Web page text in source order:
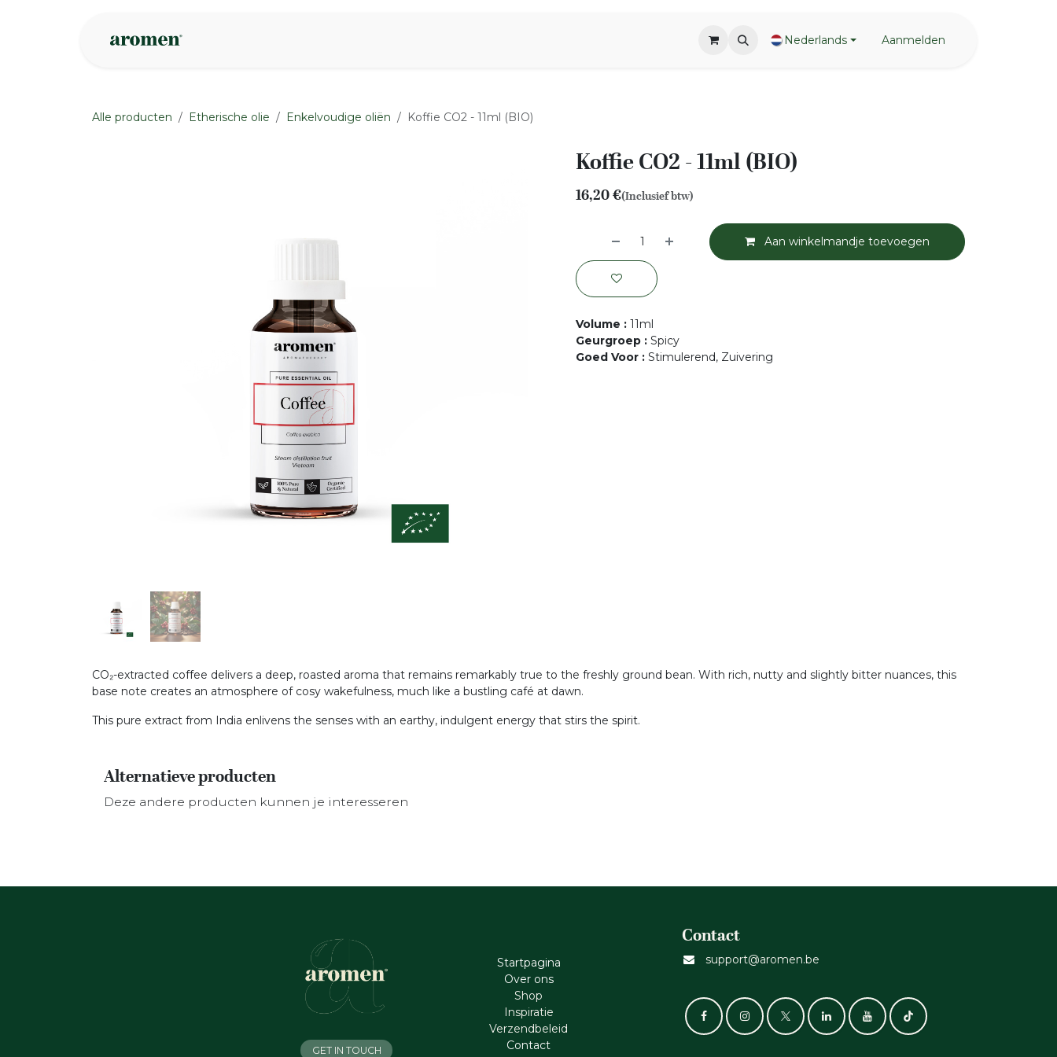
Nederlands Aanmelden
Alle producten Etherische olie Enkelvoudige oliën Koffie CO2 - 11ml (BIO)
Koffie CO2 - 11ml (BIO)
16,20€(Inclusief btw)
Aan winkelmandje toevoegen
Volume : 11ml
Geurgroep : Spicy
Goed Voor : Stimulerend, Zuivering
CO₂-extracted coffee delivers a deep, roasted aroma that remains remarkably true to the freshly ground bean. With rich, nutty and slightly bitter nuances, this
base note creates an atmosphere of cosy wakefulness, much like a bustling café at dawn.
This pure extract from India enlivens the senses with an earthy, indulgent energy that stirs the spirit.
Alternatieve producten
Deze andere producten kunnen je interesseren
Startpagina
Ove​r​ ons
Shop
Inspiratie
Verzendbeleid
Cont​act
Contact
support@aromen.be
GET IN TOUCH